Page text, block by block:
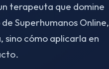
terapeuta que domine
Superhumanos Online,
sino cómo aplicarla en